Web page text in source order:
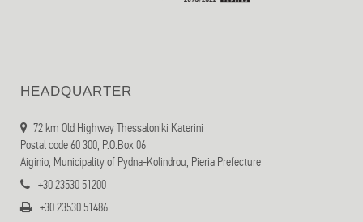
HEADQUARTER
72 km Old Highway Thessaloniki Katerini
Postal code 60 300, P.O.Box 06
Aiginio, Municipality of Pydna-Kolindrou, Pieria Prefecture
+30 23530 51200
+30 23530 51486